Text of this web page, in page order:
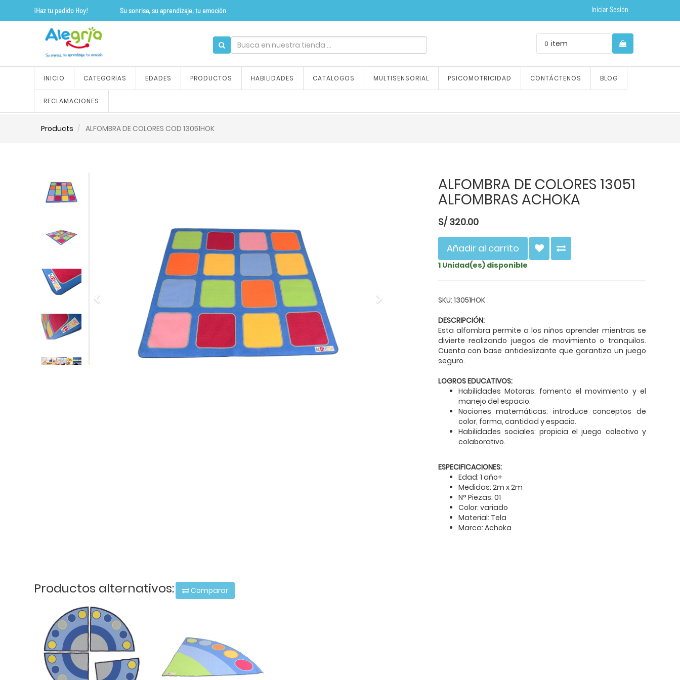
¡Haz tu pedido Hoy! Su sonrisa, su aprendizaje, tu emoción Iniciar Sesión
0 item
INICIO CATEGORIAS EDADES PRODUCTOS HABILIDADES CATALOGOS MULTISENSORIAL PSICOMOTRICIDAD CONTÁCTENOS BLOG
RECLAMACIONES
Products ALFOMBRA DE COLORES COD 13051HOK
Next
ALFOMBRA DE COLORES 13051
ALFOMBRAS ACHOKA
S/ 320.00
Añadir al carrito
1 Unidad(es) disponible
SKU: 13051HOK
DESCRIPCIÓN:
Esta alfombra permite a los niños aprender mientras se
divierte realizando juegos de movimiento o tranquilos.
Cuenta con base antideslizante que garantiza un juego
seguro.
LOGROS EDUCATIVOS:
Habilidades Motoras: fomenta el movimiento y el
manejo del espacio.
Nociones matemáticas: introduce conceptos de
color, forma, cantidad y espacio.
Habilidades sociales: propicia el juego colectivo y
colaborativo.
ESPECIFICACIONES:
Edad: 1 año+
Medidas: 2m x 2m
N° Piezas: 01
Color: variado
Material: Tela
Marca: Achoka
Productos alternativos: Comparar